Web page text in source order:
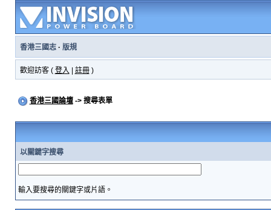
香港三國志· 版規
歡迎訪客 ( 登入 註冊)
香港三國論壇-> 搜尋表單
以關鍵字搜尋
輸入要搜尋的關鍵字或片語。